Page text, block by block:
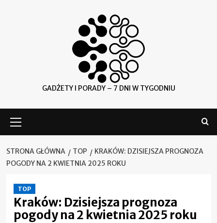
GADŻETY I PORADY – 7 DNI W TYGODNIU
główne
STRONA GŁÓWNA TOP
KRAKÓW: DZISIEJSZA PROGNOZA
POGODY NA 2 KWIETNIA 2025 ROKU
TOP
Kraków: Dzisiejsza prognoza
pogody na 2 kwietnia 2025 roku